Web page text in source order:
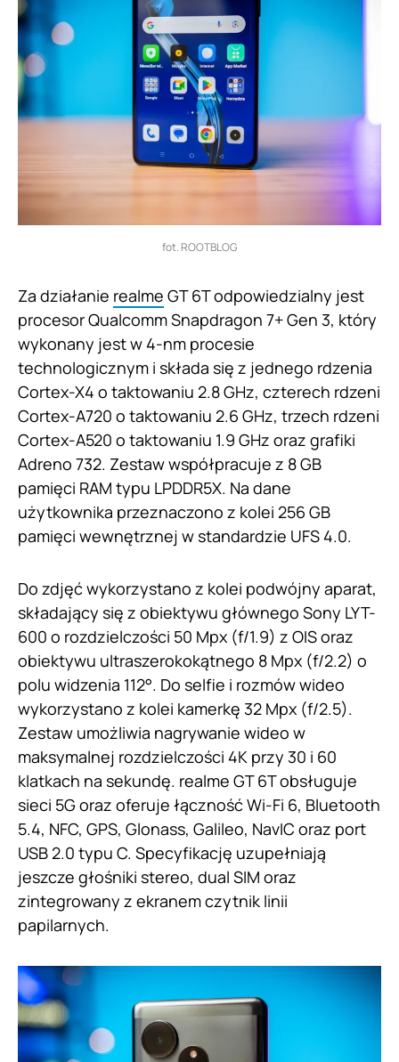
fot. ROOTBLOG
Za działanie realme GT 6T odpowiedzialny jest
procesor Qualcomm Snapdragon 7+ Gen 3, który
wykonany jest w 4-nm procesie
technologicznym i składa się z jednego rdzenia
Cortex-X4 o taktowaniu 2.8 GHz, czterech rdzeni
Cortex-A720 o taktowaniu 2.6 GHz, trzech rdzeni
Cortex-A520 o taktowaniu 1.9 GHz oraz grafiki
Adreno 732. Zestaw współpracuje z 8 GB
pamięci RAM typu LPDDR5X. Na dane
użytkownika przeznaczono z kolei 256 GB
pamięci wewnętrznej w standardzie UFS 4.0.
Do zdjęć wykorzystano z kolei podwójny aparat,
składający się z obiektywu głównego Sony LYT-
600 o rozdzielczości 50 Mpx (f/1.9) z OIS oraz
obiektywu ultraszerokokątnego 8 Mpx (f/2.2) o
polu widzenia 112°. Do selfie i rozmów wideo
wykorzystano z kolei kamerkę 32 Mpx (f/2.5).
Zestaw umożliwia nagrywanie wideo w
maksymalnej rozdzielczości 4K przy 30 i 60
klatkach na sekundę. realme GT 6T obsługuje
sieci 5G oraz oferuje łączność Wi-Fi 6, Bluetooth
5.4, NFC, GPS, Glonass, Galileo, NavIC oraz port
USB 2.0 typu C. Specyfikację uzupełniają
jeszcze głośniki stereo, dual SIM oraz
zintegrowany z ekranem czytnik linii
papilarnych.